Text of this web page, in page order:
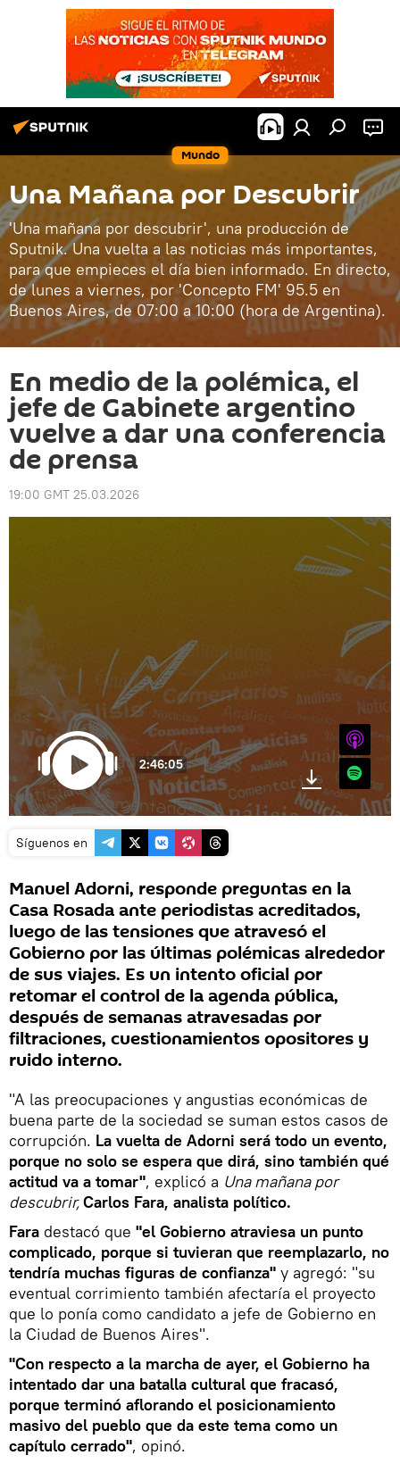
Mundo
Una Mañana por Descubrir
'Una mañana por descubrir', una producción de
Sputnik. Una vuelta a las noticias más importantes,
para que empieces el día bien informado. En directo,
de lunes a viernes, por 'Concepto FM' 95.5 en
Buenos Aires, de 07:00 a 10:00 (hora de Argentina).
En medio de la polémica, el
jefe de Gabinete argentino
vuelve a dar una conferencia
de prensa
19:00 GMT 25.03.2026
2:46:05
iTunes
Spotify
Síguenos en
Manuel Adorni, responde preguntas en la
Casa Rosada ante periodistas acreditados,
luego de las tensiones que atravesó el
Gobierno por las últimas polémicas alrededor
de sus viajes. Es un intento oficial por
retomar el control de la agenda pública,
después de semanas atravesadas por
filtraciones, cuestionamientos opositores y
ruido interno.
"A las preocupaciones y angustias económicas de
buena parte de la sociedad se suman estos casos de
corrupción. La vuelta de Adorni será todo un evento,
porque no solo se espera que dirá, sino también qué
actitud va a tomar", explicó a Una mañana por
descubrir,Carlos Fara, analista político.
Fara destacó que "el Gobierno atraviesa un punto
complicado, porque si tuvieran que reemplazarlo, no
tendría muchas figuras de confianza" y agregó: "su
eventual corrimiento también afectaría el proyecto
que lo ponía como candidato a jefe de Gobierno en
la Ciudad de Buenos Aires".
"Con respecto a la marcha de ayer, el Gobierno ha
intentado dar una batalla cultural que fracasó,
porque terminó aflorando el posicionamiento
masivo del pueblo que da este tema como un
capítulo cerrado", opinó.